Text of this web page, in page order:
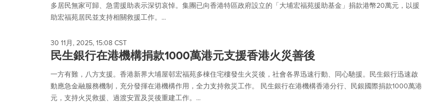
多居民無家可歸、急需援助表示深切哀悼。集團已向香港特區政府設立的「大埔宏福苑援助基金」捐款港幣20萬元，以援
助宏福苑居民並支持相關救援工作。...
30 11月, 2025, 15:08 CST
民生銀行在港機構捐款1000萬港元支援香港火災善後
一方有難，八方支援。香港新界大埔屋邨宏福苑多棟住宅樓發生火災後，社會各界迅速行動、同心馳援。民生銀行迅速啟
動應急金融服務機制，充分發揮在港機構作用，全力支持救災工作。 民生銀行在港機構香港分行、民銀國際捐款1000萬港
元，支持火災救援、過渡安置及災後重建工作。...